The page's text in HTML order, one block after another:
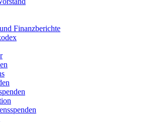
Finanzberichte